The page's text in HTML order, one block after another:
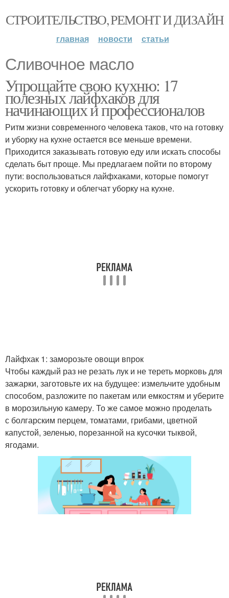
СТРОИТЕЛЬСТВО, РЕМОНТ И ДИЗАЙН
главная новости статьи
Сливочное масло
Упрощайте свою кухню: 17
полезных лайфхаков для
начинающих и профессионалов
Ритм жизни современного человека таков, что на готовку
и уборку на кухне остается все меньше времени.
Приходится заказывать готовую еду или искать способы
сделать быт проще. Мы предлагаем пойти по второму
пути: воспользоваться лайфхаками, которые помогут
ускорить готовку и облегчат уборку на кухне.
Лайфхак 1: заморозьте овощи впрок
Чтобы каждый раз не резать лук и не тереть морковь для
зажарки, заготовьте их на будущее: измельчите удобным
способом, разложите по пакетам или емкостям и уберите
в морозильную камеру. То же самое можно проделать
с болгарским перцем, томатами, грибами, цветной
капустой, зеленью, порезанной на кусочки тыквой,
ягодами.